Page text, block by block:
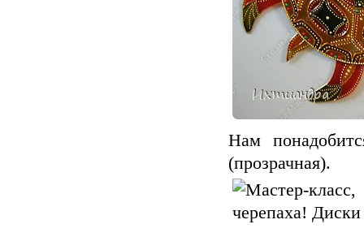
Нам
(прозрачная).